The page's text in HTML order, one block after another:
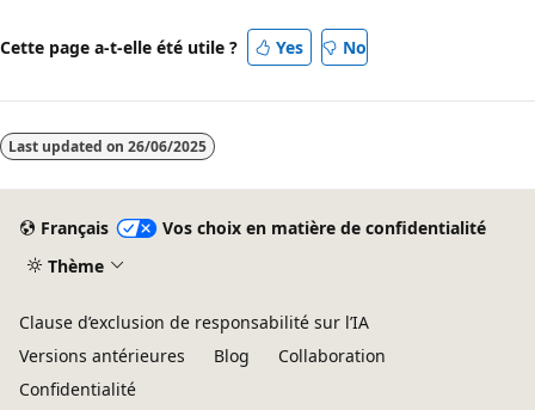
Cette page a-t-elle été utile ? Yes No
Last updated on 26/06/2025
Français
Vos choix en matière de confidentialité
Thème
Clause d’exclusion de responsabilité sur l’IA
Versions antérieures
Blog
Collaboration
Confidentialité